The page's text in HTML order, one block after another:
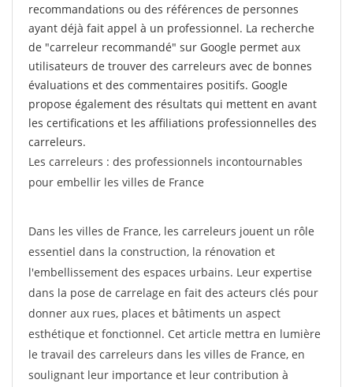
recommandations ou des références de personnes
ayant déjà fait appel à un professionnel. La recherche
de "carreleur recommandé" sur Google permet aux
utilisateurs de trouver des carreleurs avec de bonnes
évaluations et des commentaires positifs. Google
propose également des résultats qui mettent en avant
les certifications et les affiliations professionnelles des
carreleurs.
Les carreleurs : des professionnels incontournables
pour embellir les villes de France
Dans les villes de France, les carreleurs jouent un rôle
essentiel dans la construction, la rénovation et
l'embellissement des espaces urbains. Leur expertise
dans la pose de carrelage en fait des acteurs clés pour
donner aux rues, places et bâtiments un aspect
esthétique et fonctionnel. Cet article mettra en lumière
le travail des carreleurs dans les villes de France, en
soulignant leur importance et leur contribution à